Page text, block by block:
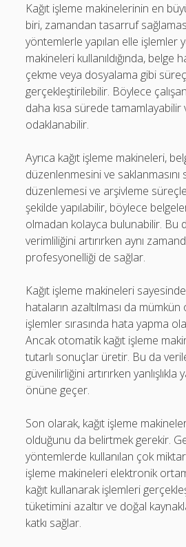
Kağıt işleme makinelerinin en
biri, zamandan tasarruf
yöntemlerle yapılan elle işlemler
makineleri kullanıldığında, belge
çekme veya dosyalama gibi
gerçekleştirilebilir. Böylece
daha kısa sürede
odaklanabilir.
Ayrıca kağıt işleme makineleri,
düzenlenmesini ve saklanmasını
düzenlemesi ve arşivleme
şekilde yapılabilir, böylece
olmadan kolayca bulunabilir. Bu
verimliliğini artırırken aynı
profesyonelliği de sağlar.
Kağıt işleme makineleri
hataların azaltılması da mümkün
işlemler sırasında hata yapma
Ancak otomatik kağıt işleme
tutarlı sonuçlar üretir. Bu da
güvenilirliğini artırırken yanlışlıkla
önüne geçer.
Son olarak, kağıt işleme
olduğunu da belirtmek gerekir.
yöntemlerde kullanılan çok
işleme makineleri elektronik
kağıt kullanarak işlemleri
tüketimini azaltır ve doğal
katkı sağlar.